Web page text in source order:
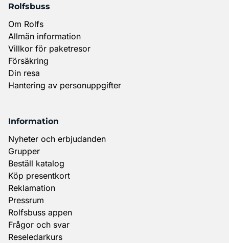
Rolfsbuss
Om Rolfs
Allmän information
Villkor för paketresor
Försäkring
Din resa
Hantering av personuppgifter
Information
Nyheter och erbjudanden
Grupper
Beställ katalog
Köp presentkort
Reklamation
Pressrum
Rolfsbuss appen
Frågor och svar
Reseledarkurs